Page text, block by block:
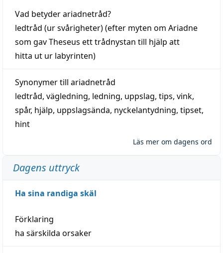
Vad betyderariadnetråd?
ledtråd (ur svårigheter) (efter myten om Ariadne
som gav Theseus ett trådnystan till hjälp att
hitta ut ur labyrinten)
Synonymer till ariadnetråd
ledtråd, vägledning, ledning, uppslag, tips, vink,
spår, hjälp, uppslagsända, nyckelantydning, tipset,
hint
Läs mer om dagens ord
Dagens uttryck
Ha sina randiga skäl
Förklaring
ha särskilda orsaker